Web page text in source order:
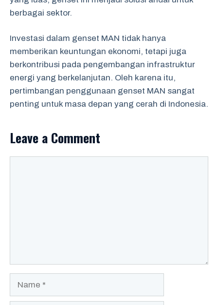
berbagai sektor.
Investasi dalam genset MAN tidak hanya
memberikan keuntungan ekonomi, tetapi juga
berkontribusi pada pengembangan infrastruktur
energi yang berkelanjutan. Oleh karena itu,
pertimbangan penggunaan genset MAN sangat
penting untuk masa depan yang cerah di Indonesia.
Leave a Comment